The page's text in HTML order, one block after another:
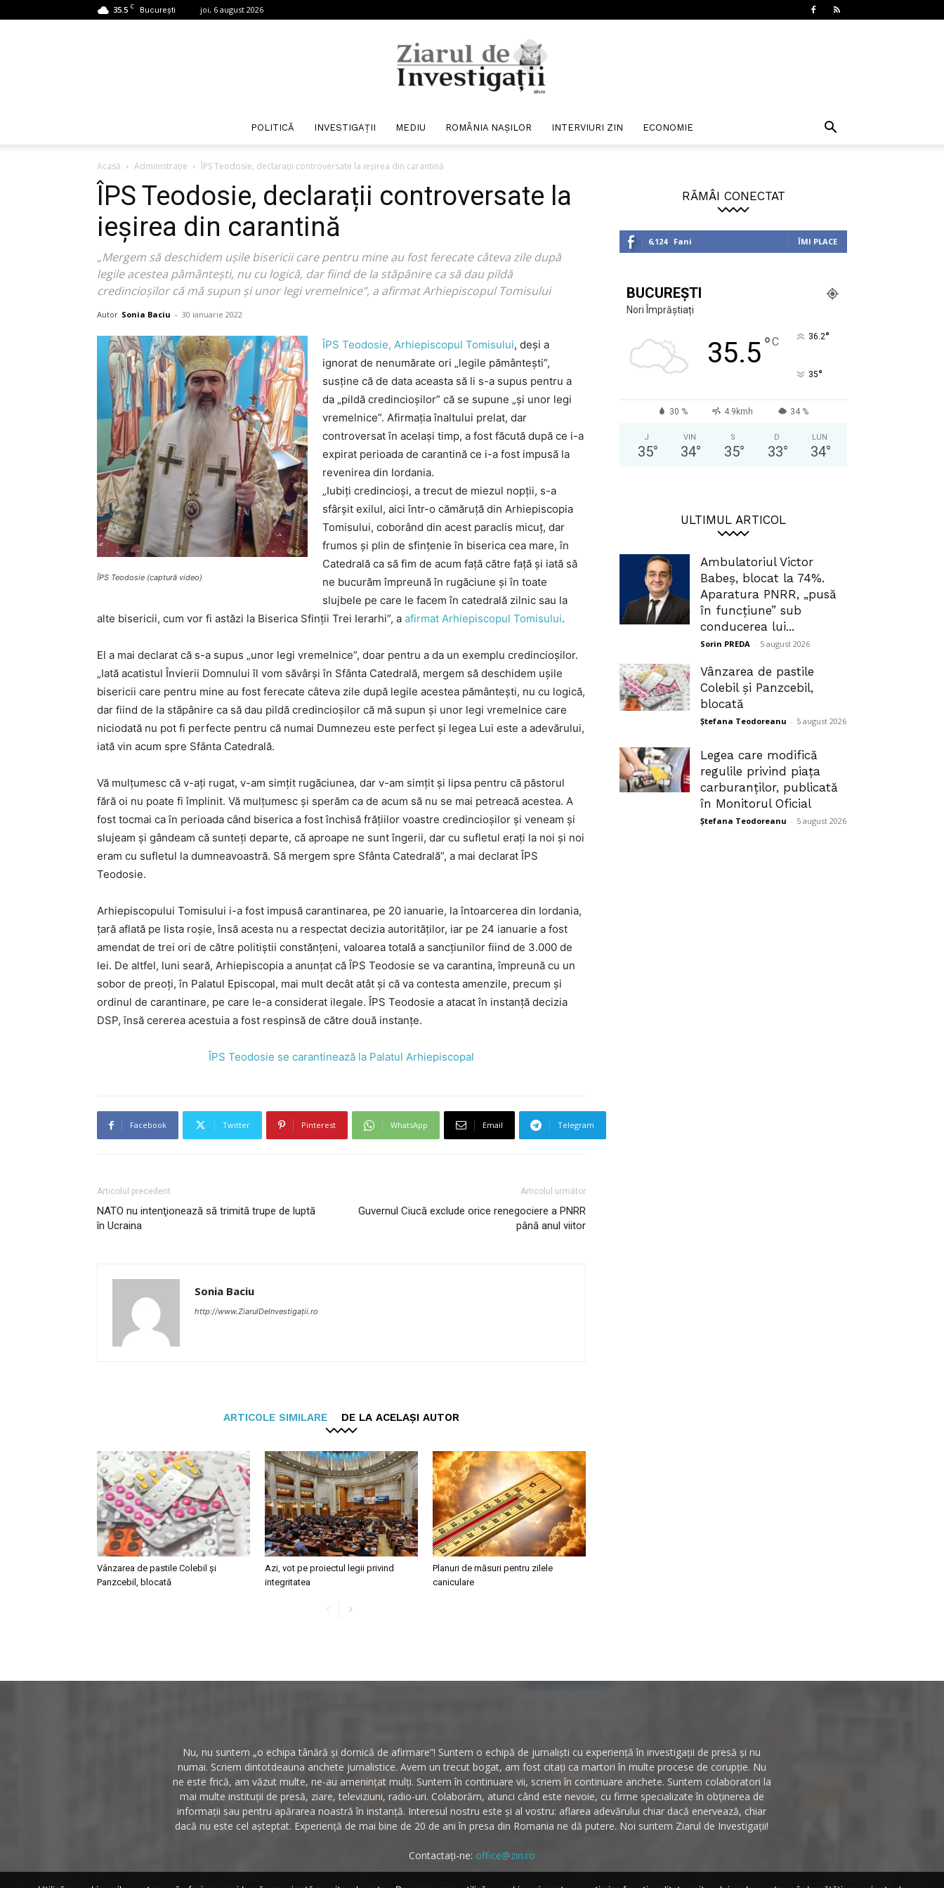
35.5 C București joi, 6 august 2026
POLITICĂ INVESTIGAȚII MEDIU ROMÂNIA NAȘILOR INTERVIURI ZIN ECONOMIE
Acasă Administrație ÎPS Teodosie, declarații controversate la ieșirea din carantină
ÎPS Teodosie, declarații controversate la
ieșirea din carantină
„Mergem să deschidem uşile bisericii care pentru mine au fost ferecate câteva zile după
legile acestea pământeşti, nu cu logică, dar fiind de la stăpânire ca să dau pildă
credincioşilor că mă supun şi unor legi vremelnice”, a afirmat Arhiepiscopul Tomisului
Autor Sonia Baciu - 30 ianuarie 2022
ÎPS Teodosie (captură video)
ÎPS Teodosie, Arhiepiscopul Tomisului, deși a
ignorat de nenumărate ori „legile pământești”,
susține că de data aceasta să li s-a supus pentru a
da „pildă credincioșilor” că se supune „și unor legi
vremelnice”. Afirmația înaltului prelat, dar
controversat în același timp, a fost făcută după ce i-a
expirat perioada de carantină ce i-a fost impusă la
revenirea din Iordania.
„Iubiţi credincioşi, a trecut de miezul nopţii, s-a
sfârşit exilul, aici într-o cămăruţă din Arhiepiscopia
Tomisului, coborând din acest paraclis micuţ, dar
frumos şi plin de sfinţenie în biserica cea mare, în
Catedrală ca să fim de acum faţă către faţă şi iată să
ne bucurăm împreună în rugăciune şi în toate
slujbele pe care le facem în catedrală zilnic sau la
alte bisericii, cum vor fi astăzi la Biserica Sfinţii Trei Ierarhi”, a afirmat Arhiepiscopul Tomisului.
El a mai declarat că s-a supus „unor legi vremelnice”, doar pentru a da un exemplu credincioșilor.
„Iată acatistul Învierii Domnului îl vom săvârşi în Sfânta Catedrală, mergem să deschidem uşile
bisericii care pentru mine au fost ferecate câteva zile după legile acestea pământeşti, nu cu logică,
dar fiind de la stăpânire ca să dau pildă credincioşilor că mă supun şi unor legi vremelnice care
niciodată nu pot fi perfecte pentru că numai Dumnezeu este perfect şi legea Lui este a adevărului,
iată vin acum spre Sfânta Catedrală.
Vă mulţumesc că v-aţi rugat, v-am simţit rugăciunea, dar v-am simţit şi lipsa pentru că păstorul
fără oi nu poate fi împlinit. Vă mulţumesc şi sperăm ca de acum să nu se mai petreacă acestea. A
fost tocmai ca în perioada când biserica a fost închisă frăţiilor voastre credincioşilor şi veneam şi
slujeam şi gândeam că sunteţi departe, că aproape ne sunt îngerii, dar cu sufletul eraţi la noi şi noi
eram cu sufletul la dumneavoastră. Să mergem spre Sfânta Catedrală”, a mai declarat ÎPS
Teodosie.
Arhiepiscopului Tomisului i-a fost impusă carantinarea, pe 20 ianuarie, la întoarcerea din Iordania,
țară aflată pe lista roșie, însă acesta nu a respectat decizia autorităților, iar pe 24 ianuarie a fost
amendat de trei ori de către politiștii constănțeni, valoarea totală a sancțiunilor fiind de 3.000 de
lei. De altfel, luni seară, Arhiepiscopia a anunțat că ÎPS Teodosie se va carantina, împreună cu un
sobor de preoți, în Palatul Episcopal, mai mult decât atât și că va contesta amenzile, precum și
ordinul de carantinare, pe care le-a considerat ilegale. ÎPS Teodosie a atacat în instanță decizia
DSP, însă cererea acestuia a fost respinsă de către două instanțe.
ÎPS Teodosie se carantinează la Palatul Arhiepiscopal
Facebook Twitter Pinterest WhatsApp Email Telegram
Articolul precedent
NATO nu intenţionează să trimită trupe de luptă
în Ucraina
Articolul următor
Guvernul Ciucă exclude orice renegociere a PNRR
până anul viitor
Sonia Baciu
http://www.ZiarulDeInvestigații.ro
ARTICOLE SIMILARE DE LA ACELAȘI AUTOR
Vânzarea de pastile Colebil și
Panzcebil, blocată
Azi, vot pe proiectul legii privind
integritatea
Planuri de măsuri pentru zilele
caniculare
RĂMÂI CONECTAT
6,124 Fani ÎMI PLACE
BUCUREȘTI
Nori Împrăștiați
35.5°C 36.2°
35°
30 % 4.9kmh 34 %
J
35°
VIN
34°
S
35°
D
33°
LUN
34°
ULTIMUL ARTICOL
Ambulatoriul Victor
Babeș, blocat la 74%.
Aparatura PNRR, „pusă
în funcțiune” sub
conducerea lui...
Sorin PREDA - 5 august 2026
Vânzarea de pastile
Colebil și Panzcebil,
blocată
Ștefana Teodoreanu - 5 august 2026
Legea care modifică
regulile privind piața
carburanților, publicată
în Monitorul Oficial
Ștefana Teodoreanu - 5 august 2026
Nu, nu suntem „o echipa tânără și dornică de afirmare”! Suntem o echipă de jurnaliști cu experiență în investigații de presă și nu
numai. Scriem dintotdeauna anchete jurnalistice. Avem un trecut bogat, am fost citați ca martori în multe procese de corupție. Nu
ne este frică, am văzut multe, ne-au amenințat mulți. Suntem în continuare vii, scriem în continuare anchete. Suntem colaboratori la
mai multe instituții de presă, ziare, televiziuni, radio-uri. Colaborăm, atunci când este nevoie, cu firme specializate în obținerea de
informații sau pentru apărarea noastră în instanță. Interesul nostru este și al vostru: aflarea adevărului chiar dacă enervează, chiar
dacă nu este cel așteptat. Experiență de mai bine de 20 de ani în presa din Romania ne dă putere. Noi suntem Ziarul de Investigații!
Contactați-ne: office@zin.ro